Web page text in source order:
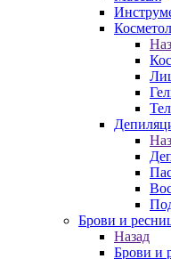
Брови и
Назад
Брови и